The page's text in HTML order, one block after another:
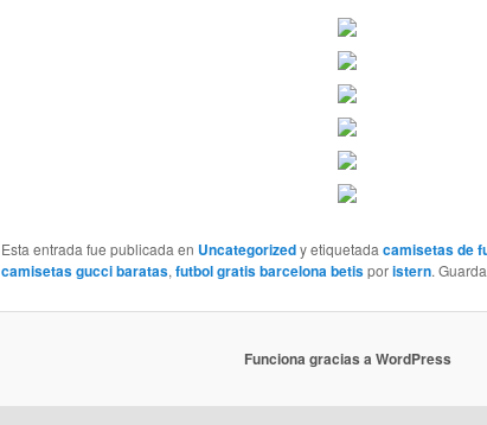
Esta entrada fue publicada en Uncategorizedy etiquetadacamisetas de
camisetas gucci baratas,futbol gratis barcelona betisporistern. Guarda
Funciona gracias a WordPress